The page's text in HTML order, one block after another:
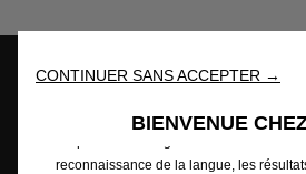
Configurateur
Trouver une
CONTINUER SANS ACCEPTER →
BIENVENUE
expérience sur notre site. Les cookies
gestion du réseau et l’accessibilité. Ils
reconnaissance de la langue, les